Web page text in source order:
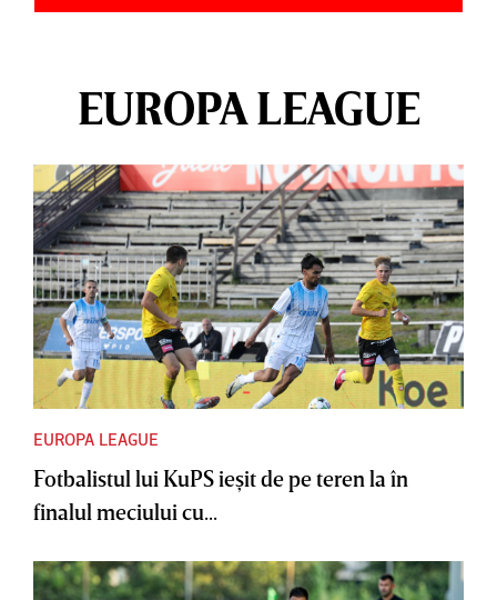
EUROPA LEAGUE
EUROPA LEAGUE
Fotbalistul lui KuPS ieşit de pe teren la în
finalul meciului cu...